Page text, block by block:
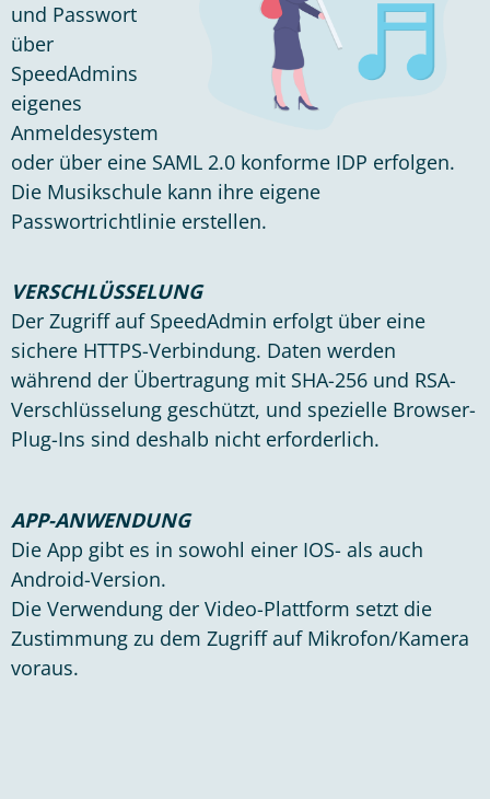
und Passwort
über
SpeedAdmins
eigenes
Anmeldesystem
oder über eine SAML 2.0 konforme IDP erfolgen.
Die Musikschule kann ihre eigene
Passwortrichtlinie erstellen.
VERSCHLÜSSELUNG
Der Zugriff auf SpeedAdmin erfolgt über eine
sichere HTTPS-Verbindung. Daten werden
während der Übertragung mit SHA-256 und RSA-
Verschlüsselung geschützt, und spezielle Browser-
Plug-Ins sind deshalb nicht erforderlich.
APP-ANWENDUNG
Die App gibt es in sowohl einer IOS- als auch
Android-Version.
Die Verwendung der Video-Plattform setzt die
Zustimmung zu dem Zugriff auf Mikrofon/Kamera
voraus.